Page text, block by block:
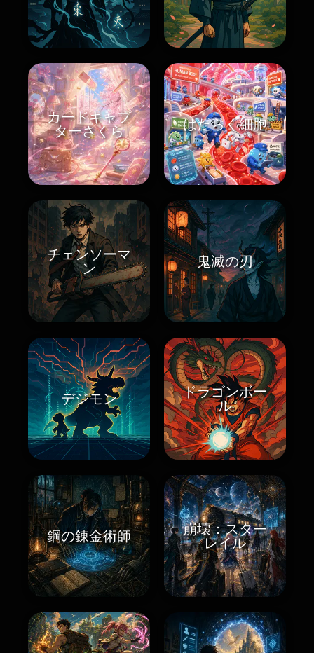
カードキャプ
ターさくら
はたらく細胞
チェンソーマ
ン
鬼滅の刃
デジモン
ドラゴンボー
ル
鋼の錬金術師
崩壊：スター
レイル